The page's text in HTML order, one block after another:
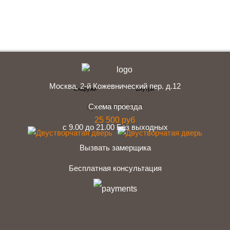
арт. DVO-009
25 500 руб
Москва, 2-й Кожевнический пер. д.12
Схема проезда
с 9.00 до 21.00 Без выходных
Вызвать замерщика
Бесплатная консультация